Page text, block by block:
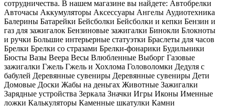
сотрудничества. В нашем магазине вы найдете: Автобрелки
Авточасы Аккумуляторы Аксессуары Ангелы Аудиотехника
Балерины Батарейки Бейсболки Бейсболки и кепки Бензин и
газ для зажигалок Бензиновые зажигалки Бинокли Блокноты
и ручки Большие интерьерные статуэтки Браслеты для часов
Брелки Брелки со стразами Брелки-фонарики Будильники
Бюсты Вазы Веера Весы Влюбленные Выборг Газовые
зажигалки Гжель Гжель и Хохлома Головоломки Дедуля с
бабулей Деревянные сувениры Деревянные сувениры Дети
Домовые Доски Жабы на деньгах Животные Зажигалки
Зарядные устройства Зеркала Значки Игры Иконы Именные
ложки Калькуляторы Каменные шкатулки Камни